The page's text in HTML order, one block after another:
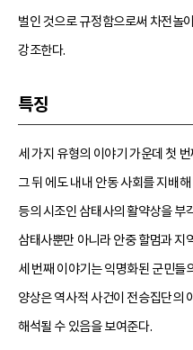
벌인 것으로 규정함으로써 차전놀
강조한다.
특징
세 가지 유형의 이야기 가운데 첫
그 뒤 에도 내내 안동 사회를 지배
등의 시조인 삼태사의 활약상을 부
삼태사뿐만 아니라 안중 할멈과 지
세 번째 이야기는 익명화된 군민들
양상은 역사적 사건이 전승집단의
해석될 수 있음을 보여준다.